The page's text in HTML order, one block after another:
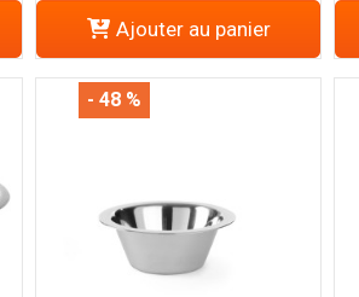
Ajouter au panier
- 48 %